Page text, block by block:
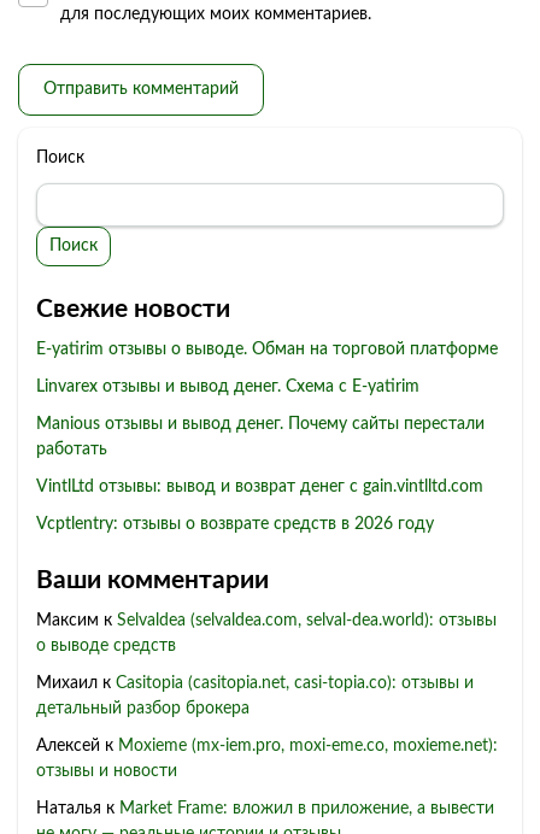
для последующих моих комментариев.
Поиск
Поиск
Свежие новости
E-yatirim отзывы о выводе. Обман на торговой платформе
Linvarex отзывы и вывод денег. Схема с E-yatirim
Manious отзывы и вывод денег. Почему сайты перестали
работать
VintlLtd отзывы: вывод и возврат денег с gain.vintlltd.com
Vcptlentry: отзывы о возврате средств в 2026 году
Ваши комментарии
Максим к Selvaldea (selvaldea.com, selval-dea.world): отзывы
о выводе средств
Михаил к Casitopia (casitopia.net, casi-topia.co): отзывы и
детальный разбор брокера
Алексей к Moxieme (mx-iem.pro, moxi-eme.co, moxieme.net):
отзывы и новости
Наталья к Market Frame: вложил в приложение, а вывести